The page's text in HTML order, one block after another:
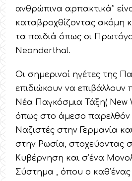
ανθρώπινα αρπακτικά’’
καταβροχθίζοντας ακόμη
τα παιδιά όπως οι
Neanderthal.
Οι σημερινοί ηγέτες της
επιδιώκουν να επιβάλλουν
Νέα Παγκόσμια Τάξη( New
όπως στο άμεσο παρελθόν
Ναζιστές στην Γερμανία
στην Ρωσία, στοχεύοντας
Κυβέρνηση και σ’ένα
Σύστημα , όπου ο